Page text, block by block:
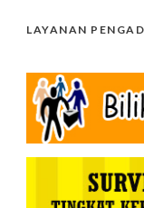
LAYANAN